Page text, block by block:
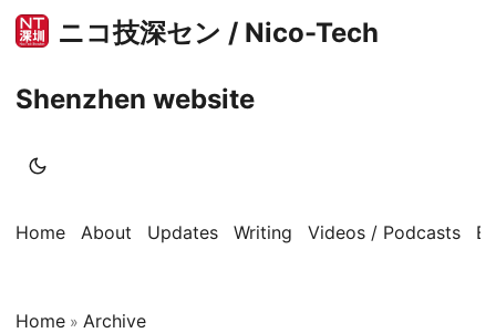
ニコ技深セン / Nico-Tech
Shenzhen website
Home About Updates Writing Videos / Podcasts
Home » Archive